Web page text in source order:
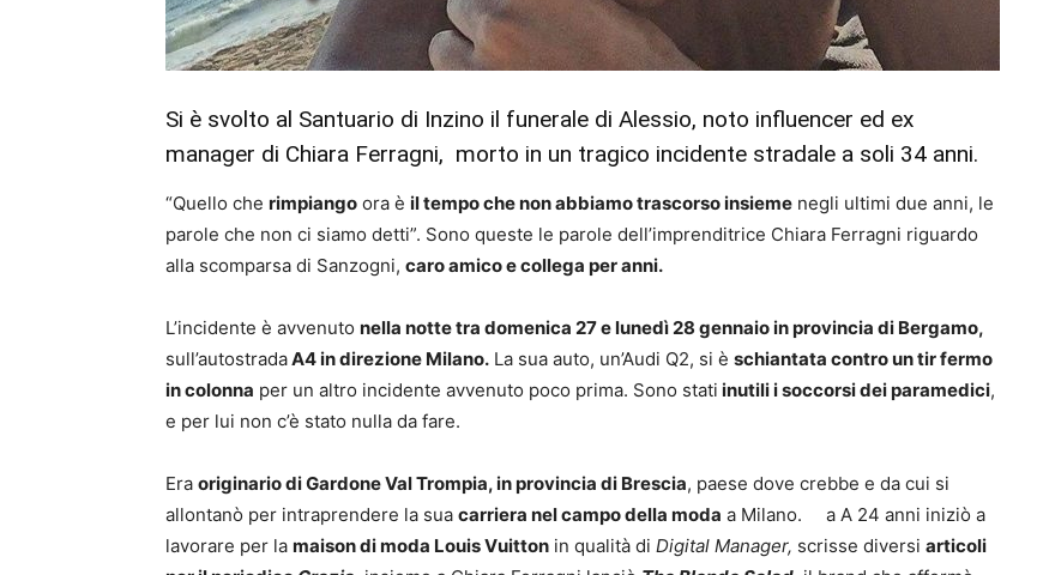
Si è svolto al Santuario di Inzino il funerale di Alessio, noto influencer ed ex
manager di Chiara Ferragni, morto in un tragico incidente stradale a soli 34 anni.
“Quello che rimpiango ora è il tempo che non abbiamo trascorso insieme negli ultimi due anni, le
parole che non ci siamo detti”. Sono queste le parole dell’imprenditrice Chiara Ferragni riguardo
alla scomparsa di Sanzogni, caro amico e collega per anni.
L’incidente è avvenuto nella notte tra domenica 27 e lunedì 28 gennaio in provincia di Bergamo,
sull’autostradaA4 in direzione Milano. La sua auto, un’Audi Q2, si è schiantata contro un tir fermo
in colonna per un altro incidente avvenuto poco prima. Sono stati inutili i soccorsi dei paramedici,
e per lui non c’è stato nulla da fare.
Era originario di Gardone Val Trompia, in provincia di Brescia, paese dove crebbe e da cui si
allontanò per intraprendere la sua carriera nel campo della moda a Milano. a A 24 anni iniziò a
lavorare per la maison di moda Louis Vuitton in qualità di Digital Manager, scrisse diversi articoli